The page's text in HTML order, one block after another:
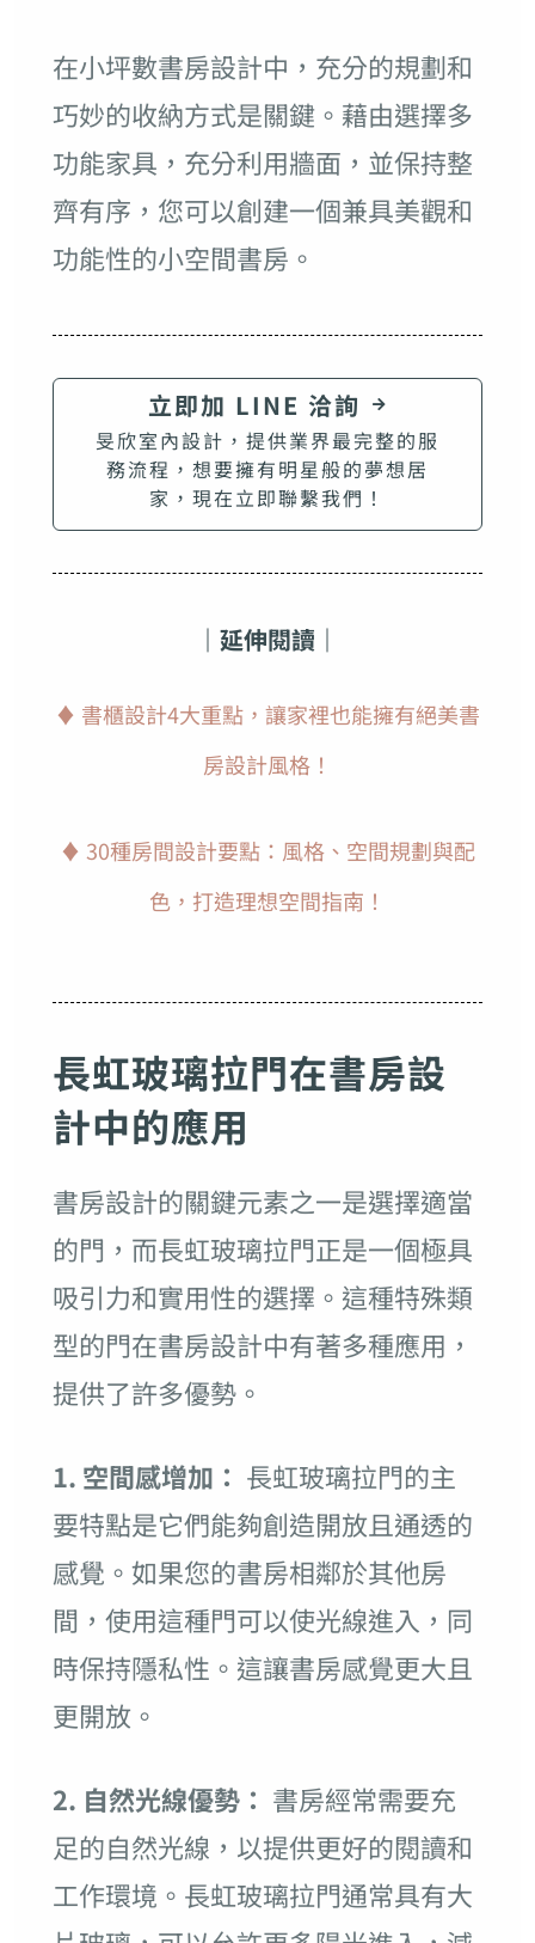
在小坪數書房設計中，充分的規劃和
巧妙的收納方式是關鍵。藉由選擇多
功能家具，充分利用牆面，並保持整
齊有序，您可以創建一個兼具美觀和
功能性的小空間書房。
立即加 LINE 洽詢
旻欣室內設計，提供業界最完整的服
務流程，想要擁有明星般的夢想居
家，現在立即聯繫我們！
｜延伸閱讀｜
♦ 書櫃設計4大重點，讓家裡也能擁有絕美書
房設計風格！
♦ 30種房間設計要點：風格、空間規劃與配
色，打造理想空間指南！
長虹玻璃拉門在書房設
計中的應用
書房設計的關鍵元素之一是選擇適當
的門，而長虹玻璃拉門正是一個極具
吸引力和實用性的選擇。這種特殊類
型的門在書房設計中有著多種應用，
提供了許多優勢。
1. 空間感增加： 長虹玻璃拉門的主
要特點是它們能夠創造開放且通透的
感覺。如果您的書房相鄰於其他房
間，使用這種門可以使光線進入，同
時保持隱私性。這讓書房感覺更大且
更開放。
2. 自然光線優勢： 書房經常需要充
足的自然光線，以提供更好的閱讀和
工作環境。長虹玻璃拉門通常具有大